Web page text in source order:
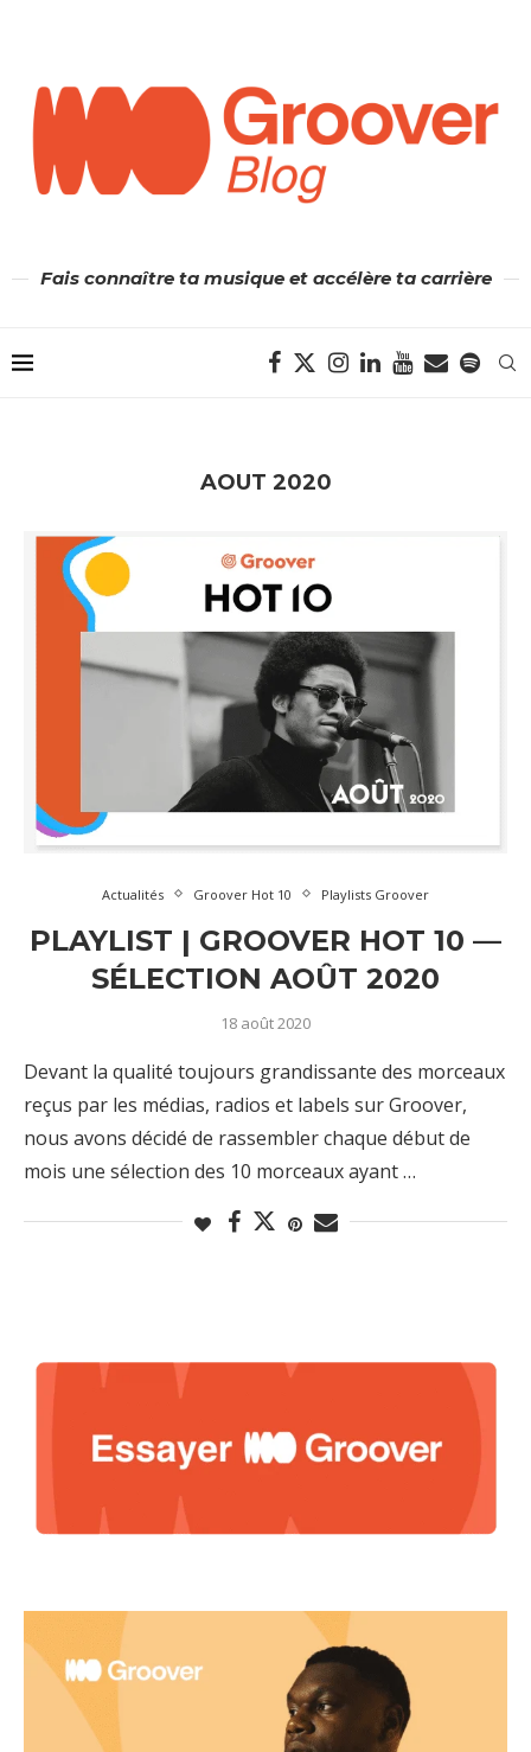
Fais connaître ta musique et accélère ta carrière
AOUT 2020
Actualités Groover Hot 10 Playlists Groover
PLAYLIST | GROOVER HOT 10 —
SÉLECTION AOÛT 2020
18 août 2020
Devant la qualité toujours grandissante des morceaux
reçus par les médias, radios et labels sur Groover,
nous avons décidé de rassembler chaque début de
mois une sélection des 10 morceaux ayant …